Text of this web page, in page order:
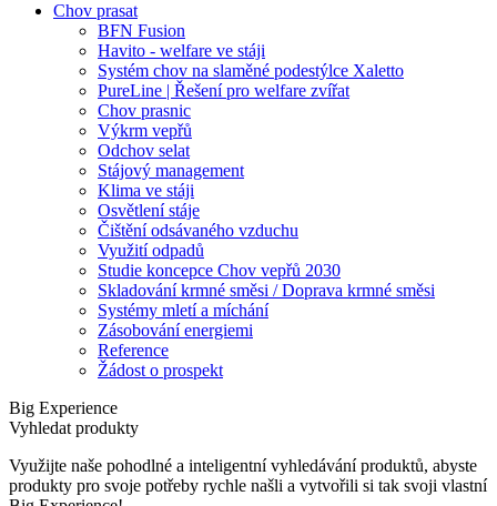
Chov prasat
BFN Fusion
Havito - welfare ve stáji
Systém chov na slaměné podestýlce Xaletto
PureLine | Řešení pro welfare zvířat
Chov prasnic
Výkrm vepřů
Odchov selat
Stájový management
Klima ve stáji
Osvětlení stáje
Čištění odsávaného vzduchu
Využití odpadů
Studie koncepce Chov vepřů 2030
Skladování krmné směsi / Doprava krmné směsi
Systémy mletí a míchání
Zásobování energiemi
Reference
Žádost o prospekt
Big Experience
Vyhledat produkty
Využijte naše pohodlné a inteligentní vyhledávání produktů, abyste
produkty pro svoje potřeby rychle našli a vytvořili si tak svoji vlastní